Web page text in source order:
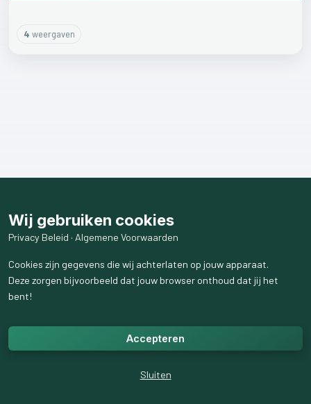
4 weergaven
Wij gebruiken cookies
Privacy Beleid · Algemene Voorwaarden
Cookies zijn gegevens die wij achterlaten op jouw apparaat.
Deze zorgen bijvoorbeeld dat jouw browser onthoud dat jij het
bent!
Accepteren
Sluiten